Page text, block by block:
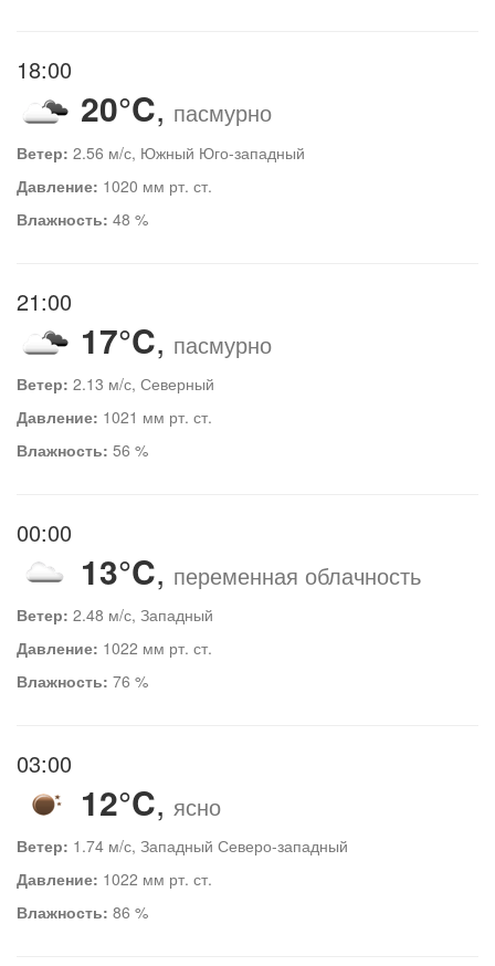
18:00
20°C, пасмурно
Ветер: 2.56 м/с, Южный Юго-западный
Давление: 1020 мм рт. ст.
Влажность: 48 %
21:00
17°C, пасмурно
Ветер: 2.13 м/с, Северный
Давление: 1021 мм рт. ст.
Влажность: 56 %
00:00
13°C, переменная облачность
Ветер: 2.48 м/с, Западный
Давление: 1022 мм рт. ст.
Влажность: 76 %
03:00
12°C, ясно
Ветер: 1.74 м/с, Западный Северо-западный
Давление: 1022 мм рт. ст.
Влажность: 86 %